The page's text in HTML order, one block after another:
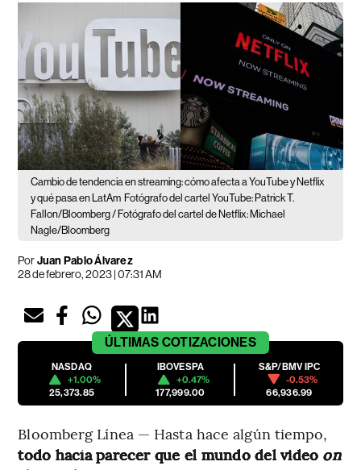
Cambio de tendencia en streaming: cómo afecta a YouTube y Netflix
y qué pasa en LatAm Fotógrafo del cartel YouTube: Patrick T.
Fallon/Bloomberg / Fotógrafo del cartel de Netflix: Michael
Nagle/Bloomberg
PorJuan Pablo Álvarez
28 de febrero, 2023 | 07:31 AM
ÚLTIMAS COTIZACIONES
NASDAQ
+1.00%
25,373.85
IBOVESPA
+0.47%
177,999.00
S&P/BMV IPC
-0.53%
66,936.99
Bloomberg Línea — Hasta hace algún tiempo,
todo hacía parecer que el mundo del video on